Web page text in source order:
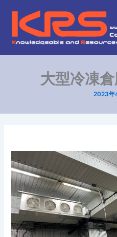
キ
大型冷凍
2023年